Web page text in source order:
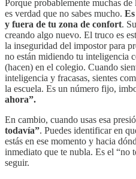
Porque probablemente muchas
es verdad que no sabes mucho.
y fuera de tu zona de confort.
creando algo nuevo. El truco es
la inseguridad del impostor para
no están midiendo tu inteligencia
(hacen) en el colegio. Cuando
inteligencia y fracasas, sientes
la escuela. Es un número fijo,
ahora”.
En cambio, cuando usas esa
todavía”. Puedes identificar en
estás en ese momento y hacia
inmediato que te nubla. Es el “no
seguir.